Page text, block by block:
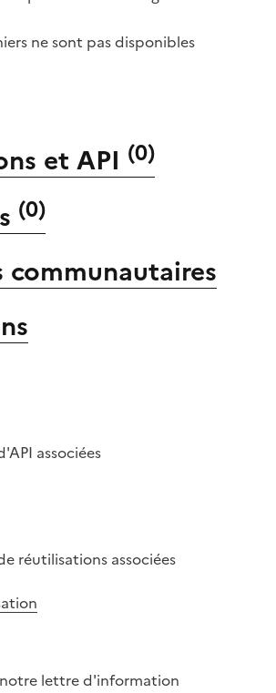
ne sont pas disponibles
et API (0)
(0)
communautaires
associées
réutilisations associées
lettre d'information